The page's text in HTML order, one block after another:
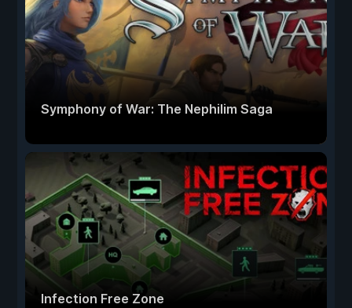
Symphony of War: The Nephilim Saga
Infection Free Zone